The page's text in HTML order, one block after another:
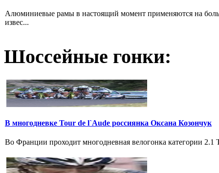
Алюминиевые рамы в настоящий момент применяются на
извес...
Шоссейные гонки:
В многодневке Tour de l`Aude россиянка Оксана Козончук
Во Франции проходит многодневная велогонка категории